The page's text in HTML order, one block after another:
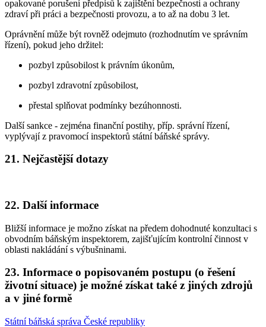
opakované porušení předpisů k zajištění bezpečnosti a ochrany
zdraví při práci a bezpečnosti provozu, a to až na dobu 3 let.
Oprávnění může být rovněž odejmuto (rozhodnutím ve správním
řízení), pokud jeho držitel:
pozbyl způsobilost k právním úkonům,
pozbyl zdravotní způsobilost,
přestal splňovat podmínky bezúhonnosti.
Další sankce - zejména finanční postihy, příp. správní řízení,
vyplývají z pravomocí inspektorů státní báňské správy.
21. Nejčastější dotazy
22. Další informace
Bližší informace je možno získat na předem dohodnuté konzultaci s
obvodním báňským inspektorem, zajišťujícím kontrolní činnost v
oblasti nakládání s výbušninami.
23. Informace o popisovaném postupu (o řešení
životní situace) je možné získat také z jiných zdrojů
a v jiné formě
Státní báňská správa České republiky